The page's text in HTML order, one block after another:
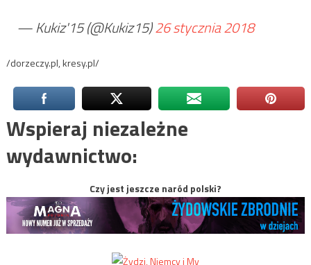
— Kukiz'15 (@Kukiz15)26 stycznia 2018
/dorzeczy.pl, kresy.pl/
Wspieraj niezależne
wydawnictwo:
Czy jest jeszcze naród polski?